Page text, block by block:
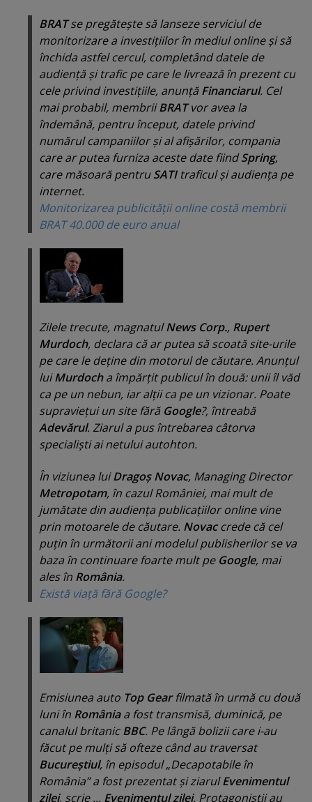
BRATse pregăteşte să lanseze serviciul de
monitorizare a investiţiilor în mediul online şi să
închida astfel cercul, completând datele de
audienţă şi trafic pe care le livrează în prezent cu
cele privind investiţiile, anunţăFinanciarul. Cel
mai probabil, membriiBRATvor avea la
îndemână, pentru început, datele privind
numărul campaniilor şi al afişărilor, compania
care ar putea furniza aceste date fiindSpring,
care măsoară pentruSATI traficul şi audienţa pe
internet.
Monitorizarea publicităţii online costă membrii
BRAT 40.000 de euro anual
Zilele trecute, magnatulNews Corp., Rupert
Murdoch, declara că ar putea să scoată site-urile
pe care le deţine din motorul de căutare. Anunţul
luiMurdocha împărţit publicul în două: unii îl văd
ca pe un nebun, iar alţii ca pe un vizionar. Poate
supravieţui un site fără Google?, întreabă
Adevărul. Ziarul a pus întrebarea câtorva
specialişti ai netului autohton.
În viziunea luiDragoş Novac, Managing Director
Metropotam, în cazul României, mai mult de
jumătate din audienţa publicaţiilor online vine
prin motoarele de căutare. Novaccrede că cel
puţin în următorii ani modelul publisherilor se va
baza în continuare foarte mult pe Google, mai
ales în România.
Există viaţă fără Google?
Emisiunea auto Top Gearfilmată în urmă cu două
luni în Româniaa fost transmisă, duminică, pe
canalul britanicBBC. Pe lângă bolizii care i-au
făcut pe mulţi să ofteze când au traversat
Bucureştiul, în episodul „Decapotabile în
România” a fost prezentat şi ziarulEvenimentul
zilei, scrie ... Evenimentul zilei. Protagoniştii au